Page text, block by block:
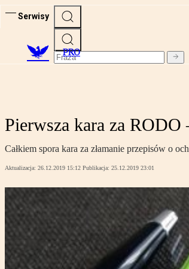
Serwisy
PRO
Pierwsza kara za RODO
Całkiem spora kara za złamanie przepisów o
Aktualizacja: 26.12.2019 15:12 Publikacja: 25.12.2019 23:01